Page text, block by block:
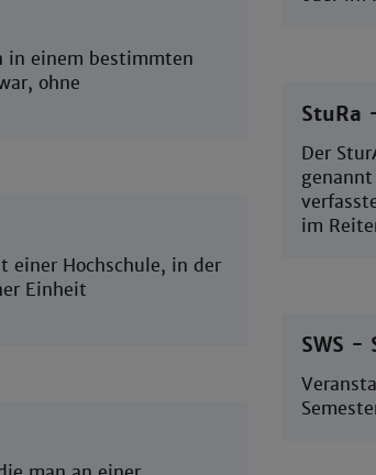
in einem bestimmten
ohne
einer Hochschule, in der
Einheit
StuRa
Der
im
SWS -